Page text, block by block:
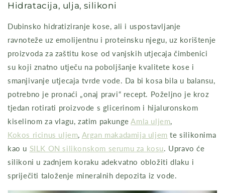
Hidratacija, ulja, silikoni
Dubinsko hidratiziranje kose, ali i uspostavljanje
ravnoteže uz emolijentnu i proteinsku njegu, uz korištenje
proizvoda za zaštitu kose od vanjskih utjecaja čimbenici
su koji znatno utječu na poboljšanje kvalitete kose i
smanjivanje utjecaja tvrde vode. Da bi kosa bila u balansu,
potrebno je pronaći „onaj pravi“ recept. Poželjno je kroz
tjedan rotirati proizvode s glicerinom i hijaluronskom
kiselinom za vlagu, zatim pakungeAmla uljem,
Kokos ricinus uljem, Argan makadamija uljem te silikonima
kao u SILK ON silikonskom serumu za kosu. Upravo će
silikoni u zadnjem koraku adekvatno obložiti dlaku i
spriječiti taloženje mineralnih depozita iz vode.